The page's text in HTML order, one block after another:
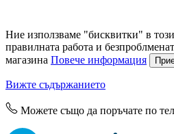
Ние използваме "бисквитки" в
правилната работа и
магазина Повече информация
Вижте съдържанието
Moжете също да поръчате по